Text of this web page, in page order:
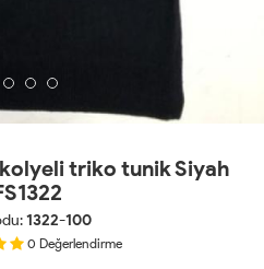
triko tunik Siyah
1322-100
0 Değerlendirme